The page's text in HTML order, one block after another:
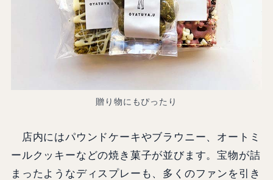
贈り物にもぴったり
店内にはパウンドケーキやブラウニー、オートミ
ールクッキーなどの焼き菓子が並びます。宝物が詰
まったようなディスプレーも、多くのファンを引き